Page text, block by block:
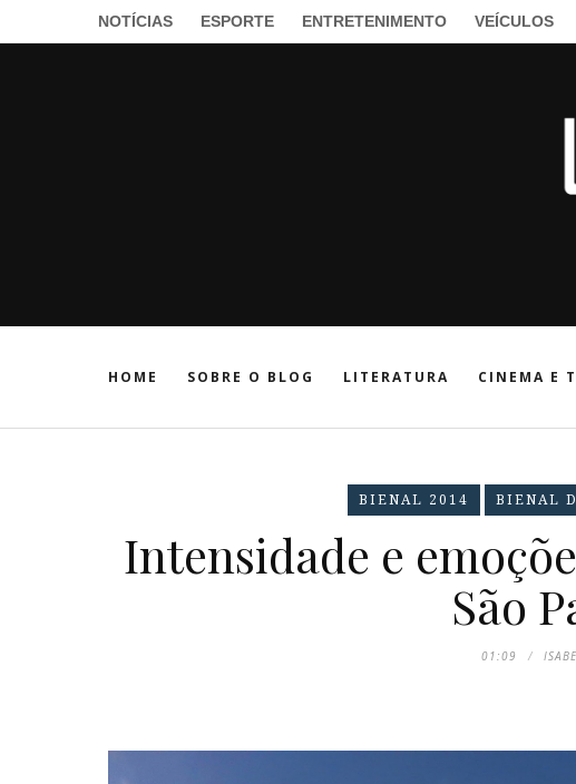
NOTÍCIAS ESPORTE ENTRETENIMENTO VEÍCULOS
HOME SOBRE O BLOG LITERATURA CINEMA E
BIENAL 2014 BIENAL
Intensidade e
São
01:09